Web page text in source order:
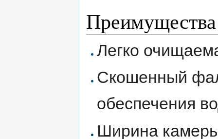
Преимущества
Легко
Скошенный
обеспечения
Ширина